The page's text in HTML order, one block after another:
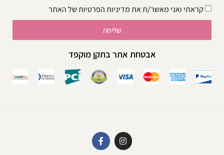
קראתי ואני מאשר/ת אתמדיניות הפרטיותשל האתר
שליחה
אבטחת אתר בתקן מוקפד